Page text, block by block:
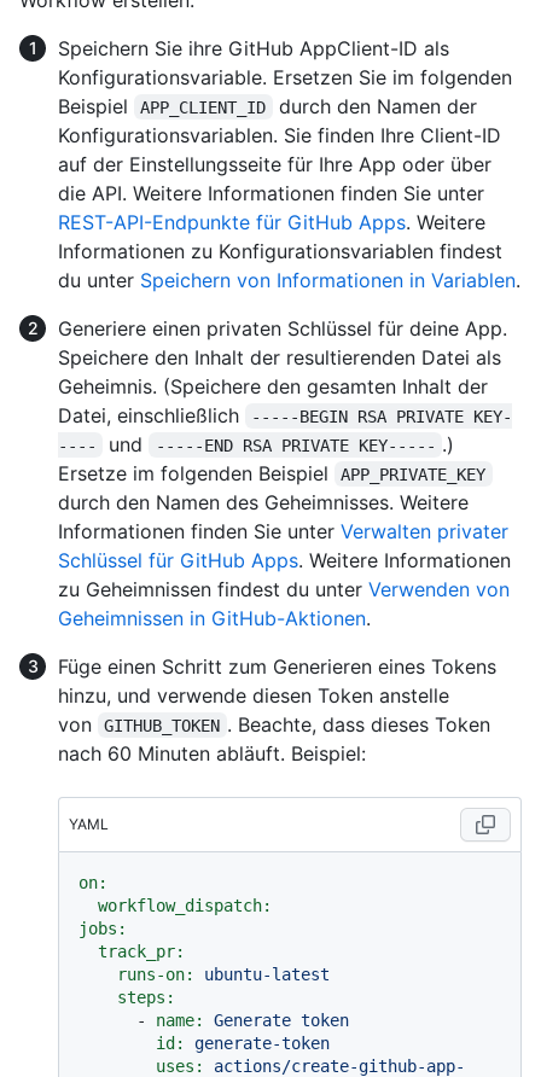
Speichern Sie ihre GitHub AppClient-ID als
Konfigurationsvariable. Ersetzen Sie im folgenden
Beispiel
APP_CLIENT_ID
durch den Namen der
Konfigurationsvariablen. Sie finden Ihre Client-ID
auf der Einstellungsseite für Ihre App oder über
die API. Weitere Informationen finden Sie unter
REST-API-Endpunkte für GitHub Apps. Weitere
Informationen zu Konfigurationsvariablen findest
du unter Speichern von Informationen in Variablen.
Generiere einen privaten Schlüssel für deine App.
Speichere den Inhalt der resultierenden Datei als
Geheimnis. (Speichere den gesamten Inhalt der
Datei, einschließlich
-----BEGIN RSA PRIVATE KEY-
----
und -----END RSA PRIVATE KEY----- .)
Ersetze im folgenden Beispiel
APP_PRIVATE_KEY
durch den Namen des Geheimnisses. Weitere
Informationen finden Sie unter Verwalten privater
Schlüssel für GitHub Apps. Weitere Informationen
zu Geheimnissen findest du unter Verwenden von
Geheimnissen in GitHub-Aktionen.
Füge einen Schritt zum Generieren eines Tokens
hinzu, und verwende diesen Token anstelle
von
GITHUB_TOKEN . Beachte, dass dieses Token
nach 60 Minuten abläuft. Beispiel:
YAML
on:
workflow_dispatch:
jobs:
track_pr:
runs-on:
ubuntu-latest
steps:
-
name: Generate token
id:
generate-token
uses:
actions/create-github-app-